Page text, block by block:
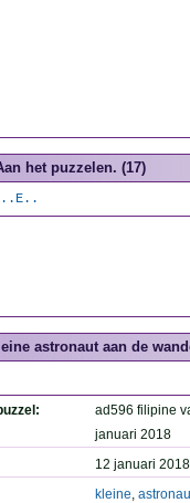
het puzzelen. (17)
astronaut aan de
ad596 filipine
januari 2018
12 januari
kleine,